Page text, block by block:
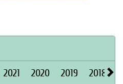
2021 2020 2019 2018